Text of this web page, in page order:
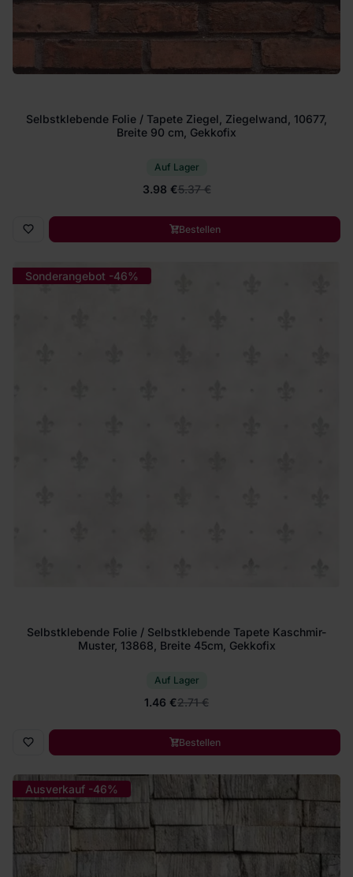
Selbstklebende Folie / Tapete Ziegel, Ziegelwand, 10677,
Breite 90 cm, Gekkofix
Auf Lager
3.98 €5.37 €
Bestellen
Sonderangebot -46%
Selbstklebende Folie / Selbstklebende Tapete Kaschmir-
Muster, 13868, Breite 45cm, Gekkofix
Auf Lager
1.46 €2.71 €
Bestellen
Ausverkauf -46%